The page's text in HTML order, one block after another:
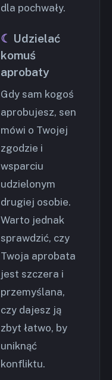
dla pochwały.
Udzielać
komuś
aprobaty
Gdy sam kogoś
aprobujesz, sen
mówi o Twojej
zgodzie i
wsparciu
udzielonym
drugiej osobie.
Warto jednak
sprawdzić, czy
Twoja aprobata
jest szczera i
przemyślana,
czy dajesz ją
zbyt łatwo, by
uniknąć
konfliktu.